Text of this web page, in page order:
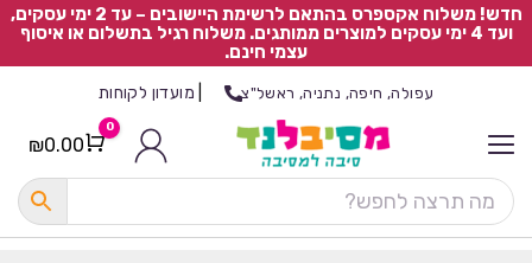
חדש! משלוח אקספרס בהתאם לרשימת היישובים – עד 2 ימי עסקים,
ועד 4 ימי עסקים למוצרים ממותגים. משלוח רגיל בתשלום או איסוף
עצמי חינם.
עפולה, חיפה, נתניה, ראשל"צ מועדון לקוחות
Cart
0
₪0.00